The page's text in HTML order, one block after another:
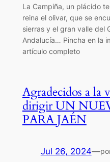
La Campiña, un plácido
reina el olivar, que se
sierras y el gran valle del
Andalucía… Pincha en la
artículo completo
Agradecidos a la
dirigir UN
PARA JAÉN
Jul 26, 2024—